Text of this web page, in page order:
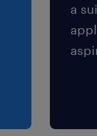
a